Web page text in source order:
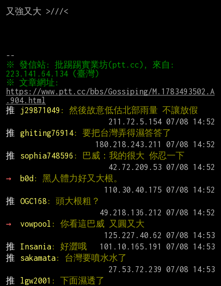
又強又大 >///<
※ 發信站: 批踢踢實業坊(ptt.cc), 來自:
https://www.ptt.cc/bbs/Gossiping/M.1783493502.A
.904.html
推
j29871049 : 然後故意低估北部雨量 不讓放假
推
ghiting76914: 要把台灣弄得濕答答了
推
sophia748596 : 巴威：我的很大 你忍一下
→
b0d : 黑人體力好又大根。
推
OGC168 : 頭大根粗？
→
vowpool : 你看這巴威 又圓又大
推
Insania: 好澀哦
推
sakamata: 台灣要噴水水了
推
lgw2001 : 下面濕透了